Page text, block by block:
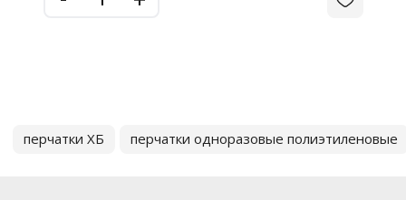
перчатки ХБ перчатки одноразовые полиэтиленовые